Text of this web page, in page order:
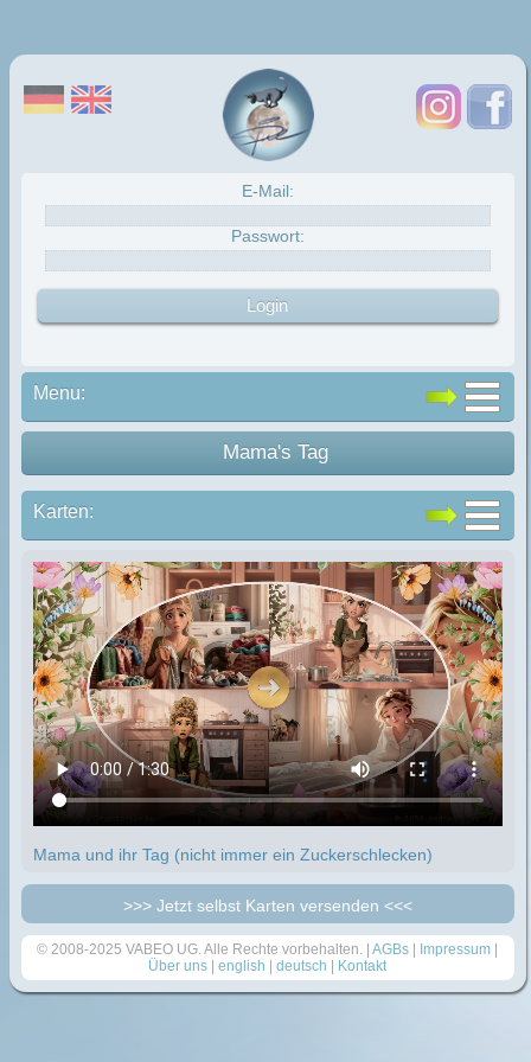
E-Mail:
Passwort:
Menu:
Mama's Tag
Karten:
Mama und ihr Tag (nicht immer ein Zuckerschlecken)
>>> Jetzt selbst Karten versenden <<<
© 2008-2025 VABEO UG. Alle Rechte vorbehalten. |AGBs | Impressum |
Über uns |english |deutsch | Kontakt